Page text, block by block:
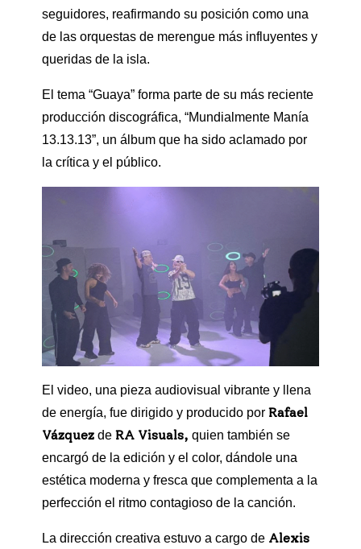
seguidores, reafirmando su posición como una
de las orquestas de merengue más influyentes y
queridas de la isla.
El tema “Guaya” forma parte de su más reciente
producción discográfica, “Mundialmente Manía
13.13.13”, un álbum que ha sido aclamado por
la crítica y el público.
El video, una pieza audiovisual vibrante y llena
de energía, fue dirigido y producido por Rafael
Vázquez de RA Visuals, quien también se
encargó de la edición y el color, dándole una
estética moderna y fresca que complementa a la
perfección el ritmo contagioso de la canción.
La dirección creativa estuvo a cargo de Alexis